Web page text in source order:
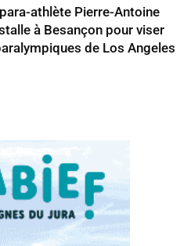
athlète Pierre-Antoine
à Besançon pour viser
de Los Angeles